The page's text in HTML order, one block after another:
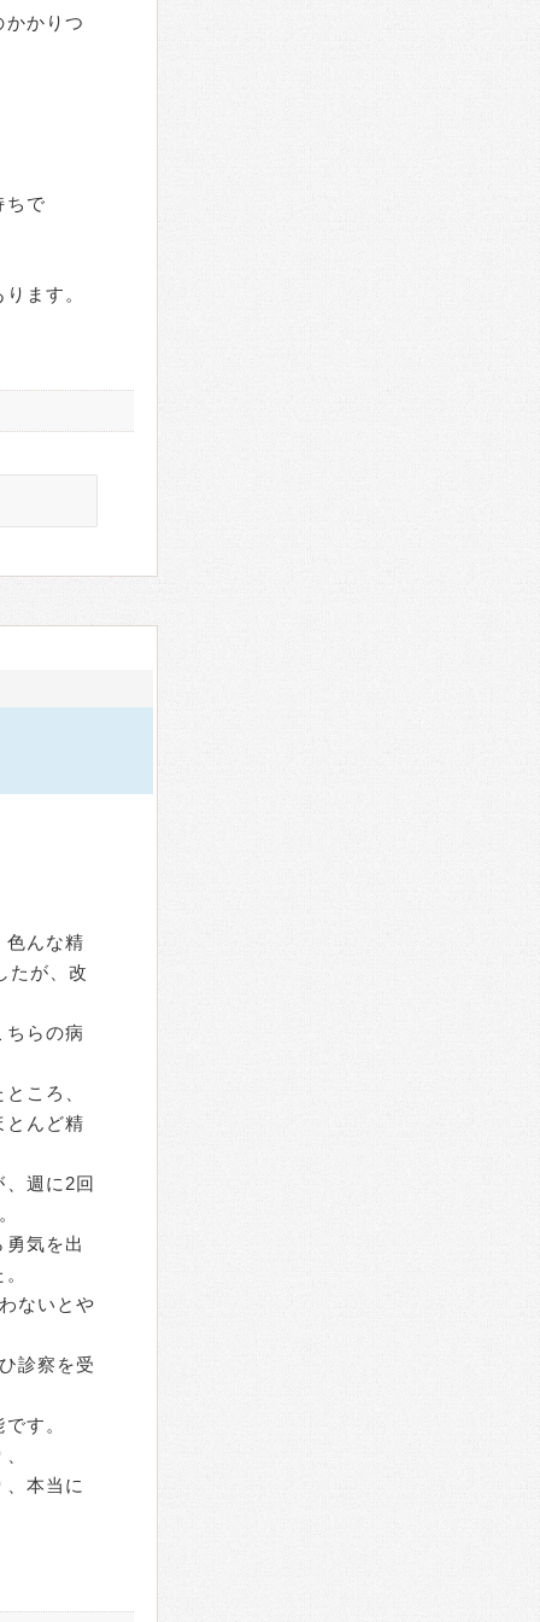
かりつ
ちで
ます。
色んな精
たが、改
らの病
ころ、
とんど精
週に2回
気を出
ないとや
診察を受
す。
本当に